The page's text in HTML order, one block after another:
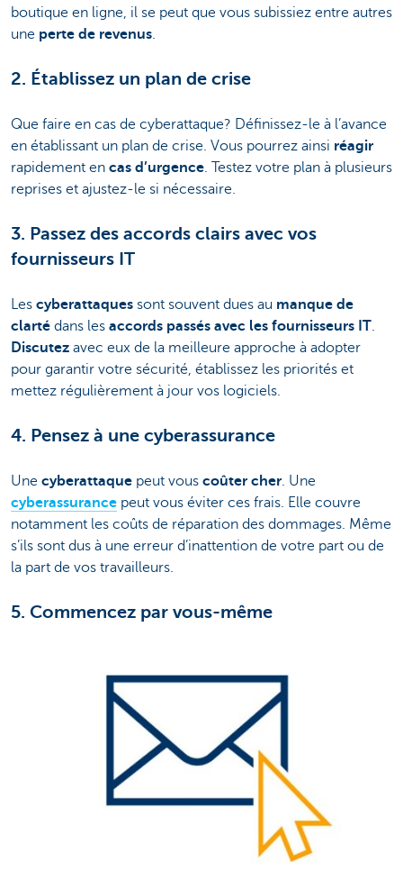
boutique en ligne, il se peut que vous subissiez entre autres
une perte de revenus.
2. Établissez un plan de crise
Que faire en cas de cyberattaque? Définissez-le à l’avance
en établissant un plan de crise. Vous pourrez ainsi réagir
rapidement en cas d’urgence. Testez votre plan à plusieurs
reprises et ajustez-le si nécessaire.
3. Passez des accords clairs avec vos
fournisseurs IT
Les cyberattaques sont souvent dues au manque de
clarté dans les accords passés avec les fournisseurs IT.
Discutez avec eux de la meilleure approche à adopter
pour garantir votre sécurité, établissez les priorités et
mettez régulièrement à jour vos logiciels.
4. Pensez à une cyberassurance
Une cyberattaque peut vous coûter cher. Une
cyberassurance peut vous éviter ces frais. Elle couvre
notamment les coûts de réparation des dommages. Même
s’ils sont dus à une erreur d’inattention de votre part ou de
la part de vos travailleurs.
5. Commencez par vous-même